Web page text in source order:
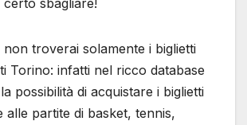
Torino 2015 è davvero
e veloce, grazie al portale
Italia: non perdere altro tempo
di trovare sold out! Afferra